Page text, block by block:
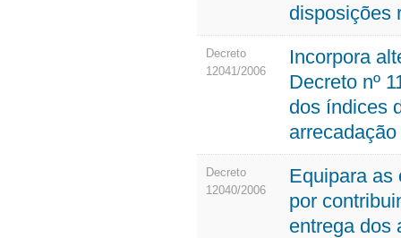
disposições
Decreto
12041/2006
Incorpora
Decreto nº
dos índices
Decreto
12040/2006
Equipara as
por
entrega dos